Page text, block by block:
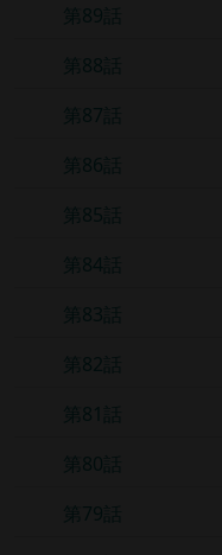
第89話
第88話
第87話
第86話
第85話
第84話
第83話
第82話
第81話
第80話
第79話